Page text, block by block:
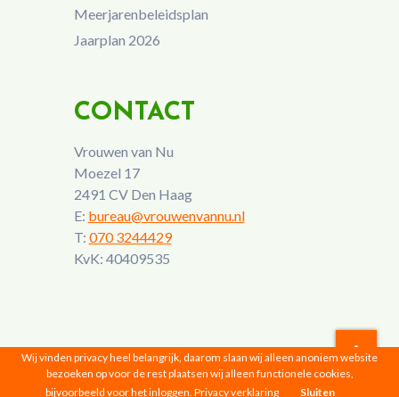
Meerjarenbeleidsplan
Jaarplan 2026
CONTACT
Vrouwen van Nu
Moezel 17
2491 CV Den Haag
E: bureau@vrouwenvannu.nl
T: 070 3244429
KvK: 40409535
Vrouwen van Nu © 2026 |Privacyverklaring
Wij vinden privacy heel belangrijk, daarom slaan wij alleen anoniem website
bezoeken op voor de rest plaatsen wij alleen functionele cookies,
bijvoorbeeld voor het inloggen. Privacy verklaring Sluiten